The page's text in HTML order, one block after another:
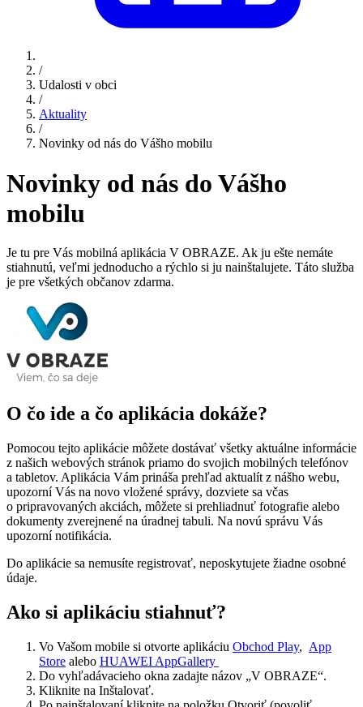
/
Udalosti v obci
/
Aktuality
/
Novinky od nás do Vášho mobilu
Novinky od nás do Vášho
mobilu
Je tu pre Vás mobilná aplikácia V OBRAZE. Ak ju ešte nemáte
stiahnutú, veľmi jednoducho a rýchlo si ju nainštalujete. Táto služba
je pre všetkých občanov zdarma.
O čo ide a čo aplikácia dokáže?
Pomocou tejto aplikácie môžete dostávať všetky aktuálne informácie
z našich webových stránok priamo do svojich mobilných telefónov
a tabletov. Aplikácia Vám prináša prehľad aktualít z nášho webu,
upozorní Vás na novo vložené správy, dozviete sa včas
o pripravovaných akciách, môžete si prehliadnuť fotografie alebo
dokumenty zverejnené na úradnej tabuli. Na novú správu Vás
upozorní notifikácia.
Do aplikácie sa nemusíte registrovať, neposkytujete žiadne osobné
údaje.
Ako si aplikáciu stiahnuť?
Vo Vašom mobile si otvorte aplikáciu Obchod Play, App
Store alebo HUAWEI AppGallery
Do vyhľadávacieho okna zadajte názov „V OBRAZE“.
Kliknite na Inštalovať.